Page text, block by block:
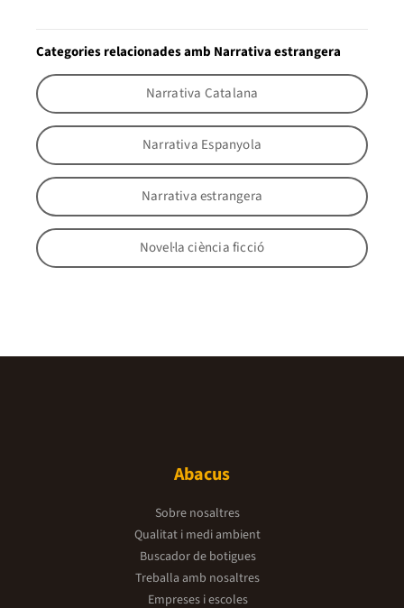
Categories relacionades amb Narrativa estrangera
Narrativa Catalana
Narrativa Espanyola
Narrativa estrangera
Novel·la ciència ficció
Abacus
Sobre nosaltres
Qualitat i medi ambient
Buscador de botigues
Treballa amb nosaltres
Empreses i escoles